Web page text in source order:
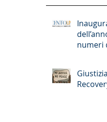
numeri